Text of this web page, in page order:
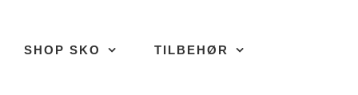
SHOP SKO TILBEHØR